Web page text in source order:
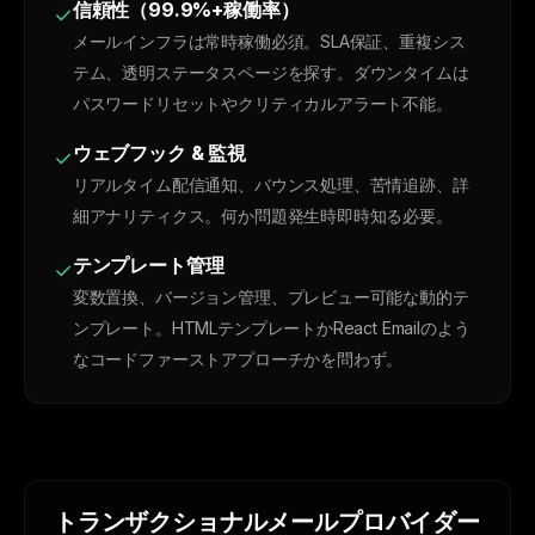
✓信頼性（99.9%+稼働率）
メールインフラは常時稼働必須。SLA保証、重複シス
テム、透明ステータスページを探す。ダウンタイムは
パスワードリセットやクリティカルアラート不能。
✓ ウェブフック & 監視
リアルタイム配信通知、バウンス処理、苦情追跡、詳
細アナリティクス。何か問題発生時即時知る必要。
✓テンプレート管理
変数置換、バージョン管理、プレビュー可能な動的テ
ンプレート。HTMLテンプレートかReact Emailのよう
なコードファーストアプローチかを問わず。
トランザクショナルメールプロバイダー